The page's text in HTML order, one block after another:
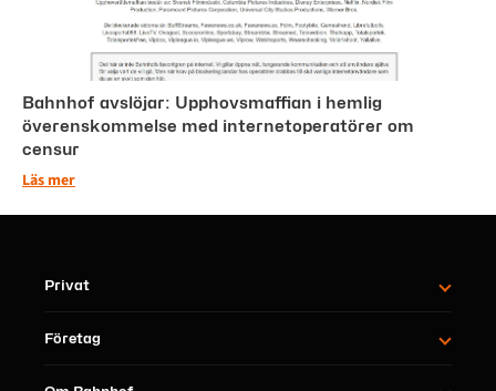
Bahnhof avslöjar: Upphovsmaffian i hemlig
överenskommelse med internetoperatörer om
censur
Läs mer
Privat
Företag